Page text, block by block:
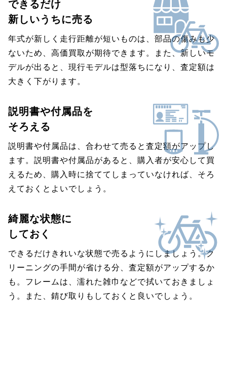
できるだけ
新しいうちに売る
年式が新しく走行距離が短いものは、部品の傷みも少
ないため、高価買取が期待できます。また、新しいモ
デルが出ると、現行モデルは型落ちになり、査定額は
大きく下がります。
説明書や付属品を
そろえる
説明書や付属品は、合わせて売ると査定額がアップし
ます。説明書や付属品があると、購入者が安心して買
えるため、購入時に捨ててしまっていなければ、そろ
えておくとよいでしょう。
綺麗な状態に
しておく
できるだけきれいな状態で売るようにしましょう。ク
リーニングの手間が省ける分、査定額がアップするか
も。フレームは、濡れた雑巾などで拭いておきましょ
う。また、錆び取りもしておくと良いでしょう。